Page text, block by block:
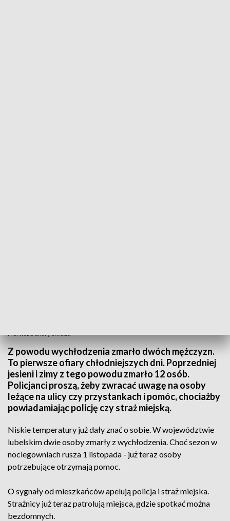
Pierwsze ofiary chłodu
Z powodu wychłodzenia zmarło dwóch mężczyzn.
To pierwsze ofiary chłodniejszych dni. Poprzedniej
jesieni i zimy z tego powodu zmarło 12 osób.
Policjanci proszą, żeby zwracać uwagę na osoby
leżące na ulicy czy przystankach i pomóc, chociażby
powiadamiając policję czy straż miejską.
Niskie temperatury już dały znać o sobie. W województwie
lubelskim dwie osoby zmarły z wychłodzenia. Choć sezon w
noclegowniach rusza 1 listopada - już teraz osoby
potrzebujące otrzymają pomoc.
O sygnały od mieszkańców apelują policja i straż miejska.
Strażnicy już teraz patrolują miejsca, gdzie spotkać można
bezdomnych.